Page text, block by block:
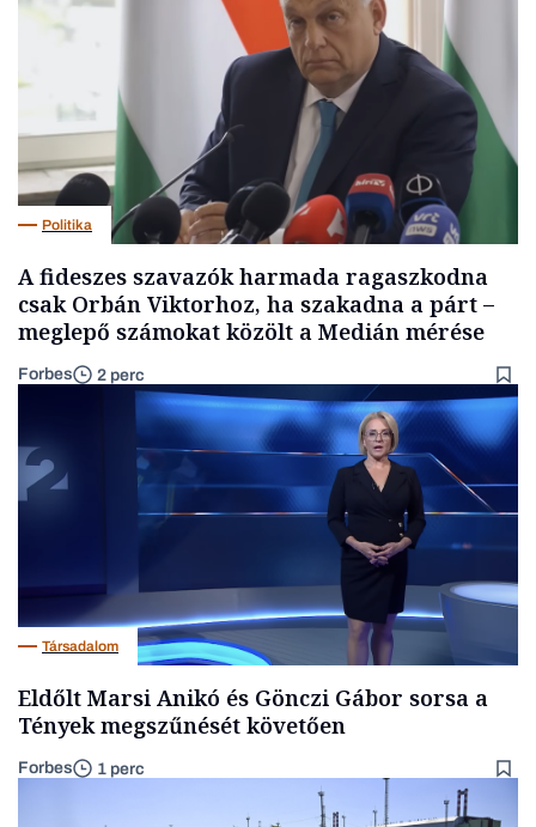
Politika
A fideszes szavazók harmada ragaszkodna
csak Orbán Viktorhoz, ha szakadna a párt –
meglepő számokat közölt a Medián mérése
Forbes 2 perc
Társadalom
Eldőlt Marsi Anikó és Gönczi Gábor sorsa a
Tények megszűnését követően
Forbes 1 perc